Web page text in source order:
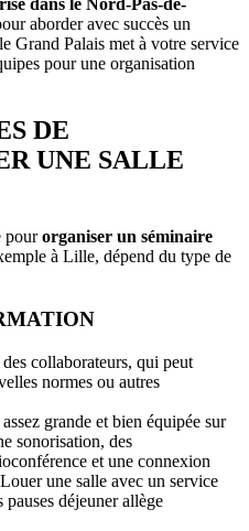
dans le Nord-Pas-de-
aborder avec succès un
Grand Palais met à votre service
pour une organisation
DE
UNE SALLE
pourorganiser un séminaire
à Lille, dépend du type de
collaborateurs, qui peut
normes ou autres
grande et bien équipée sur
sonorisation, des
et une connexion
une salle avec un service
pauses déjeuner allège